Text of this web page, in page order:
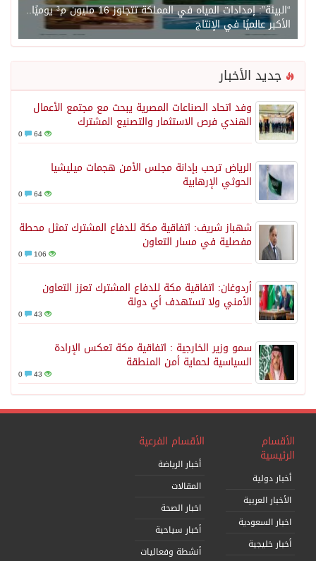
“البيئة”: إمدادات المياه في المملكة تتجاوز 16 مليون م³ يوميًا..
الأكبر عالميًا في الإنتاج
جديد الأخبار
وفد اتحاد الصناعات المصرية يبحث مع مجتمع الأعمال
الهندي فرص الاستثمار والتصنيع المشترك
64
الرياض ترحب بإدانة مجلس الأمن هجمات ميليشيا
الحوثي الإرهابية
64
شهباز شريف: اتفاقية مكة للدفاع المشترك تمثل محطة
مفصلية في مسار التعاون
106
أردوغان: اتفاقية مكة للدفاع المشترك تعزز التعاون
الأمني ولا تستهدف أي دولة
43
سمو وزير الخارجية : اتفاقية مكة تعكس الإرادة
السياسية لحماية أمن المنطقة
43
الأقسام
الرئيسية
أخبار دولية
الأخبار العربية
اخبار السعودية
أخبار خليجية
الأقسام الفرعية
أخبار الرياضة
المقالات
اخبار الصحة
أخبار سياحية
أنشطة وفعاليات